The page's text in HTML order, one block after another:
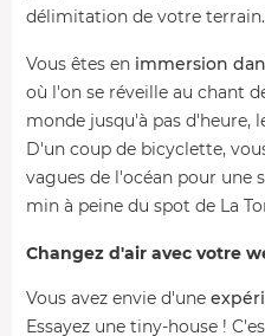
délimitation de votre terrain.
Vous êtes en immersion
où l'on se réveille au chant
monde jusqu'à pas d'heure,
D'un coup de bicyclette,
vagues de l'océan pour une
min à peine du spot de La
Changez d'air avec votre
Vous avez envie d'une
Essayez une tiny-house !